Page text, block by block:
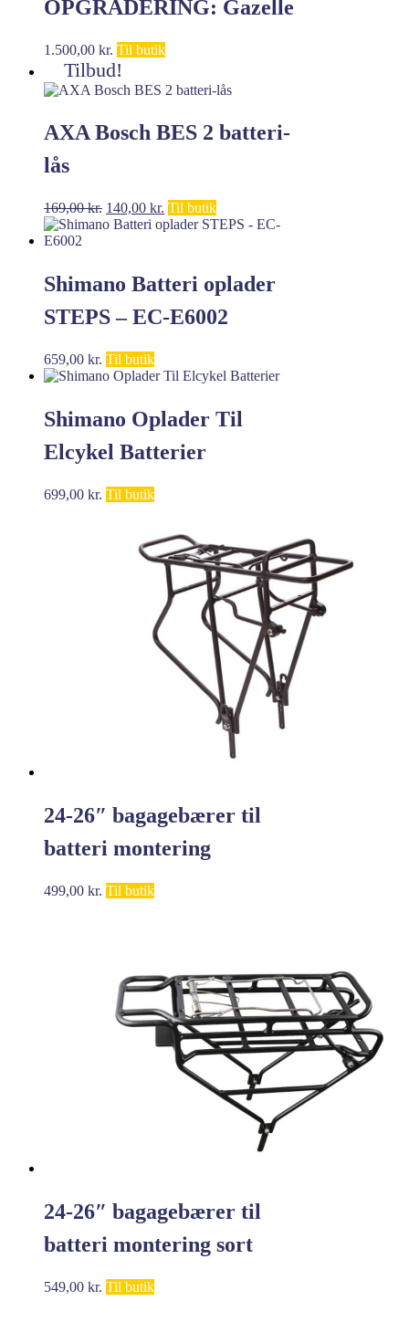
OPGRADERING: Gazelle
Shimano Steps 500w
batteri (1500,-)
1.500,00 kr. Til butik
Tilbud!
AXA Bosch BES 2 batteri-
lås
169,00kr. Den
oprindelige
140,00 kr. Den
aktuelle
140,00 kr..
Til butik
Shimano Batteri oplader
STEPS – EC-E6002
659,00 kr. Til butik
Shimano Oplader Til
Elcykel Batterier
699,00 kr. Til butik
24-26″ bagagebærer til
batteri montering
499,00 kr. Til butik
24-26″ bagagebærer til
batteri montering sort
549,00 kr. Til butik